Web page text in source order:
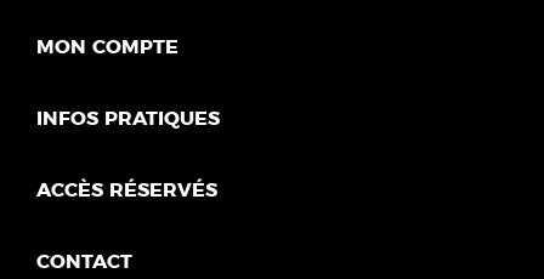
MON COMPTE
INFOS PRATIQUES
ACCÈS RÉSERVÉS
CONTACT